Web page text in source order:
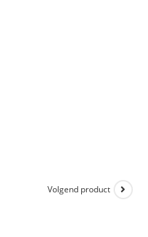
Volgend product